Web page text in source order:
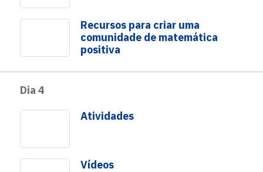
Recursos para criar uma
comunidade de matemática
positiva
Dia 4
Atividades
Vídeos